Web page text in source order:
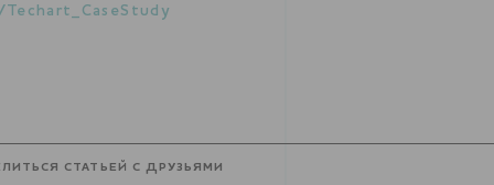
СТАТЬЕЙ С ДРУЗЬЯМИ